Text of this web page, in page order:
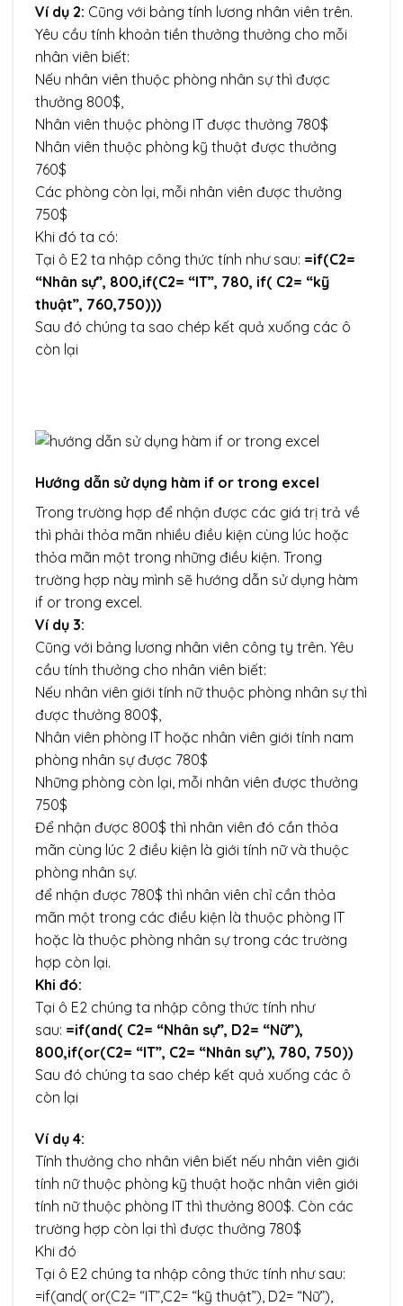
Ví dụ 2: Cũng với bảng tính lương nhân viên trên.
Yêu cầu tính khoản tiền thưởng thưởng cho mỗi
nhân viên biết:
Nếu nhân viên thuộc phòng nhân sự thì được
thưởng 800$,
Nhân viên thuộc phòng IT được thưởng 780$
Nhân viên thuộc phòng kỹ thuật được thưởng
760$
Các phòng còn lại, mỗi nhân viên được thưởng
750$
Khi đó ta có:
Tại ô E2 ta nhập công thức tính như sau: =if(C2=
“Nhân sự”, 800,if(C2= “IT”, 780, if( C2= “kỹ
thuật”, 760,750)))
Sau đó chúng ta sao chép kết quả xuống các ô
còn lại
Hướng dẫn sử dụng hàm if or trong excel
Trong trường hợp để nhận được các giá trị trả về
thì phải thỏa mãn nhiều điều kiện cùng lúc hoặc
thỏa mãn một trong những điều kiện. Trong
trường hợp này mình sẽ hướng dẫn sử dụng hàm
if or trong excel.
Ví dụ 3:
Cũng với bảng lương nhân viên công ty trên. Yêu
cầu tính thưởng cho nhân viên biết:
Nếu nhân viên giới tính nữ thuộc phòng nhân sự thì
được thưởng 800$,
Nhân viên phòng IT hoặc nhân viên giới tính nam
phòng nhân sự được 780$
Những phòng còn lại, mỗi nhân viên được thưởng
750$
Để nhận được 800$ thì nhân viên đó cần thỏa
mãn cùng lúc 2 điều kiện là giới tính nữ và thuộc
phòng nhân sự.
để nhận được 780$ thì nhân viên chỉ cần thỏa
mãn một trong các điều kiện là thuộc phòng IT
hoặc là thuộc phòng nhân sự trong các trường
hợp còn lại.
Khi đó:
Tại ô E2 chúng ta nhập công thức tính như
sau: =if(and( C2= “Nhân sự”, D2= “Nữ”),
800,if(or(C2= “IT”, C2= “Nhân sự”), 780, 750))
Sau đó chúng ta sao chép kết quả xuống các ô
còn lại
Ví dụ 4:
Tính thưởng cho nhân viên biết nếu nhân viên giới
tính nữ thuộc phòng kỹ thuật hoặc nhân viên giới
tính nữ thuộc phòng IT thì thưởng 800$. Còn các
trường hợp còn lại thì được thưởng 780$
Khi đó
Tại ô E2 chúng ta nhập công thức tính như sau:
=if(and( or(C2= “IT”,C2= “kỹ thuật”), D2= “Nữ”),